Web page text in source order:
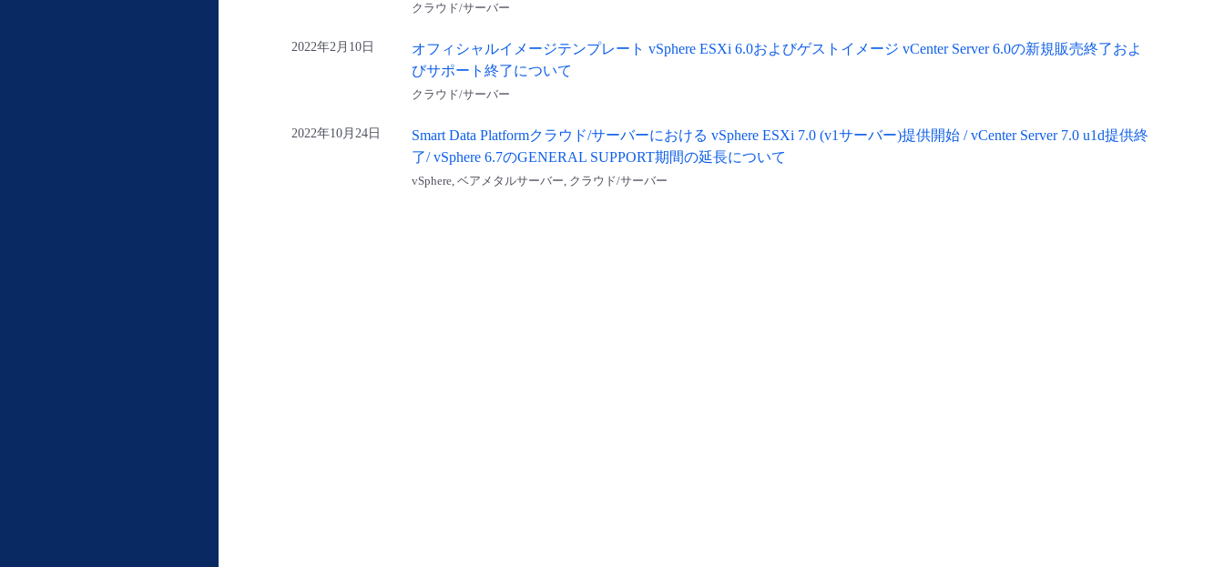
クラウド/サーバー
2022年2月10日
オフィシャルイメージテンプレート vSphere ESXi 6.0およびゲストイメージ vCenter Server 6.0の新規販売終了およ
びサポート終了について
クラウド/サーバー
2022年10月24日
Smart Data Platformクラウド/サーバーにおける vSphere ESXi 7.0 (v1サーバー)提供開始 / vCenter Server 7.0 u1d提供終
了/ vSphere 6.7のGENERAL SUPPORT期間の延長について
vSphere, ベアメタルサーバー, クラウド/サーバー